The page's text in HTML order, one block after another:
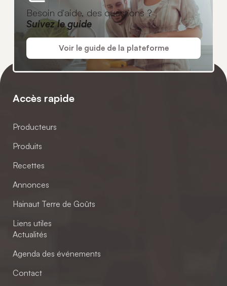
Besoin d'aide, des questions ?
Suivez le guide
Voir le guide de la plateforme
Accès rapide
Producteurs
Produits
Recettes
Annonces
Hainaut Terre de Goûts
Liens utiles
Actualités
Agenda des événements
Contact